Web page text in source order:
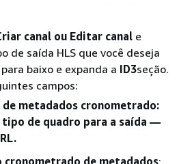
canal ou Editar canal e
de saída HLS que você deseja
baixo e expanda a ID3seção.
campos:
de metadados cronometrado:
tipo de quadro para a saída —
cronometrado de metadados: